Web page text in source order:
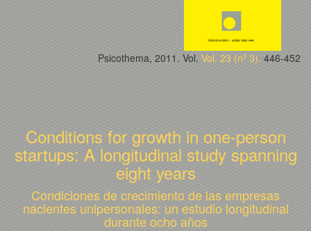
Psicothema, 2011. Vol. Vol. 23 (nº 3). 446-452
Conditions for growth in one-person
startups: A longitudinal study spanning
eight years
Condiciones de crecimiento de las empresas
nacientes unipersonales: un estudio longitudinal
durante ocho años